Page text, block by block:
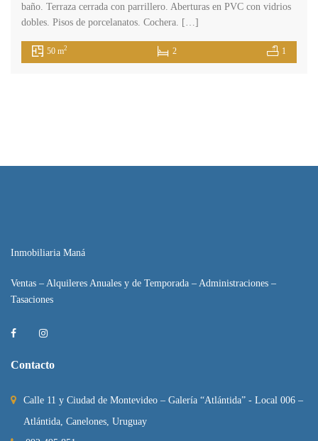
baño. Terraza cerrada con parrillero. Aberturas en PVC con vidrios
dobles. Pisos de porcelanatos. Cochera. […]
50 m2 2 1
Inmobiliaria Maná
Ventas – Alquileres Anuales y de Temporada – Administraciones –
Tasaciones
Contacto
Calle 11 y Ciudad de Montevideo – Galería “Atlántida” - Local 006 –
Atlántida, Canelones, Uruguay